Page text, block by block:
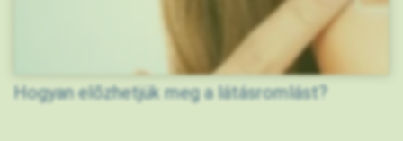
Hogyan előzhetjük meg a látásromlást?